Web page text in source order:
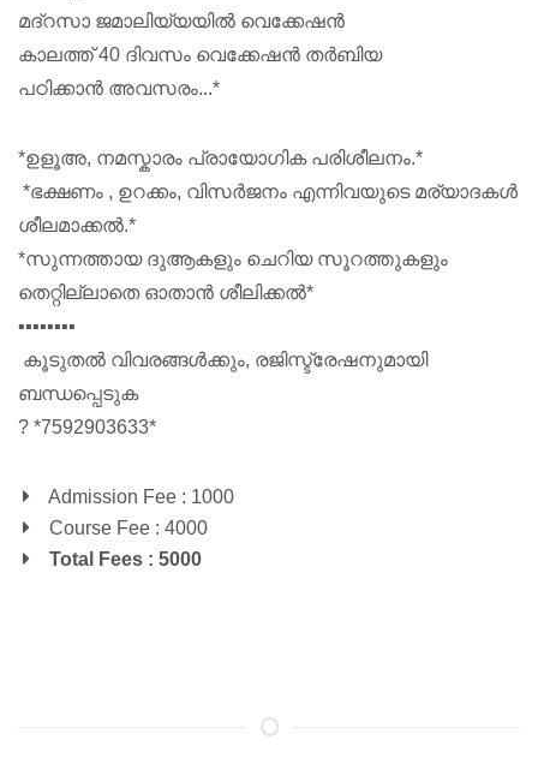
മദ്റസാ ജമാലിയ്യയിൽ വെക്കേഷൻ
കാലത്ത് 40 ദിവസം വെക്കേഷൻ തർബിയ
പഠിക്കാൻ അവസരം...*
*ഉളൂഅ, നമസ്കാരം പ്രായോഗിക പരിശീലനം.*
*ഭക്ഷണം , ഉറക്കം, വിസർജനം എന്നിവയുടെ മര്യാദകൾ
ശീലമാക്കൽ.*
*സുന്നത്തായ ദുആകളും ചെറിയ സൂറത്തുകളും
തെറ്റില്ലാതെ ഓതാൻ ശീലിക്കൽ*
▪️▪️▪️▪️▪️▪️▪️▪️
കൂടുതൽ വിവരങ്ങൾക്കും, രജിസ്ട്രേഷനുമായി
ബന്ധപ്പെടുക
? *7592903633*
Admission Fee : 1000
Course Fee : 4000
Total Fees : 5000